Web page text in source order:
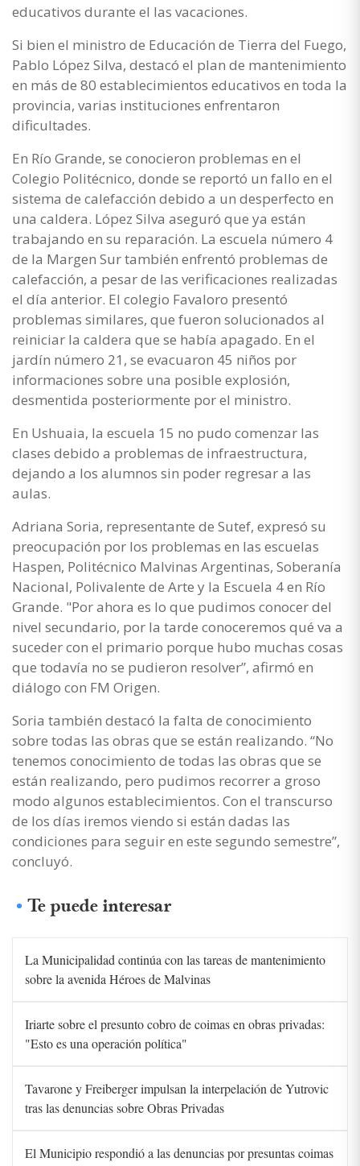
educativos durante el las vacaciones.
Si bien el ministro de Educación de Tierra del Fuego,
Pablo López Silva, destacó el plan de mantenimiento
en más de 80 establecimientos educativos en toda la
provincia, varias instituciones enfrentaron
dificultades.
En Río Grande, se conocieron problemas en el
Colegio Politécnico, donde se reportó un fallo en el
sistema de calefacción debido a un desperfecto en
una caldera. López Silva aseguró que ya están
trabajando en su reparación. La escuela número 4
de la Margen Sur también enfrentó problemas de
calefacción, a pesar de las verificaciones realizadas
el día anterior. El colegio Favaloro presentó
problemas similares, que fueron solucionados al
reiniciar la caldera que se había apagado. En el
jardín número 21, se evacuaron 45 niños por
informaciones sobre una posible explosión,
desmentida posteriormente por el ministro.
En Ushuaia, la escuela 15 no pudo comenzar las
clases debido a problemas de infraestructura,
dejando a los alumnos sin poder regresar a las
aulas.
Adriana Soria, representante de Sutef, expresó su
preocupación por los problemas en las escuelas
Haspen, Politécnico Malvinas Argentinas, Soberanía
Nacional, Polivalente de Arte y la Escuela 4 en Río
Grande. "Por ahora es lo que pudimos conocer del
nivel secundario, por la tarde conoceremos qué va a
suceder con el primario porque hubo muchas cosas
que todavía no se pudieron resolver”, afirmó en
diálogo con FM Origen.
Soria también destacó la falta de conocimiento
sobre todas las obras que se están realizando. “No
tenemos conocimiento de todas las obras que se
están realizando, pero pudimos recorrer a groso
modo algunos establecimientos. Con el transcurso
de los días iremos viendo si están dadas las
condiciones para seguir en este segundo semestre”,
concluyó.
Te puede interesar
La Municipalidad continúa con las tareas de mantenimiento
sobre la avenida Héroes de Malvinas
Iriarte sobre el presunto cobro de coimas en obras privadas:
"Esto es una operación política"
Tavarone y Freiberger impulsan la interpelación de Yutrovic
tras las denuncias sobre Obras Privadas
El Municipio respondió a las denuncias por presuntas coimas